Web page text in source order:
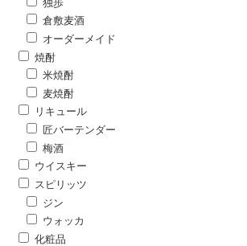
独歩
倉敷麦酒
オーダーメイド
焼酎
米焼酎
麦焼酎
リキュール
匠バーテンダー
梅酒
ウイスキー
スピリッツ
ジン
ウォッカ
化粧品